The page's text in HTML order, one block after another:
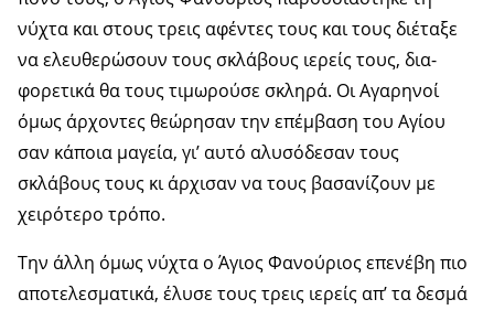
νύχτα και στους τρεις αφέντες τους και τους διέταξε
να ελευ­θερώσουν τους σκλάβους ιερείς τους, δια­
φορετικά θα τους τιμωρούσε σκληρά. Οι Αγαρηνοί
όμως άρχοντες θεώρησαν την επέμ­βαση του Αγίου
σαν κάποια μαγεία, γι’ αυ­τό αλυσόδεσαν τους
σκλάβους τους κι άρ­χισαν να τους βασανίζουν με
χειρότερο τρό­πο.
Την άλλη όμως νύχτα ο Άγιος Φανούριος επενέβη πιο
αποτελεσματικά, έλυσε τους τρεις ιερείς απ’ τα δεσμά